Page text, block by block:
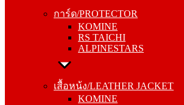
การ์ด/PROTECTOR
KOMINE
RS TAICHI
ALPINESTARS
เสื้อหน้ง/LEATHER JACKET
KOMINE
RS TAICHI
ALPINESTARS
เสื้อหน้ง/LEATHER JACKET
RS TAICHI
ALPINESTARS